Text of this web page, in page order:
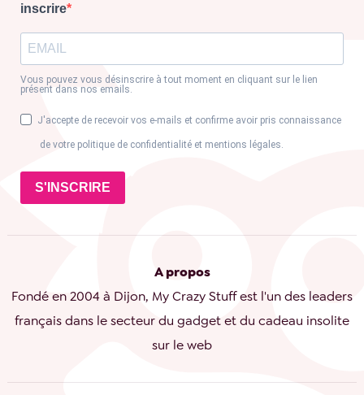
inscrire
Vous pouvez vous désinscrire à tout moment en cliquant sur le lien
présent dans nos emails.
J'accepte de recevoir vos e-mails et confirme avoir pris connaissance
de votre politique de confidentialité et mentions légales.
S'INSCRIRE
A propos
Fondé en 2004 à Dijon, My Crazy Stuff est l'un des leaders
français dans le secteur du gadget et du cadeau insolite
sur le web